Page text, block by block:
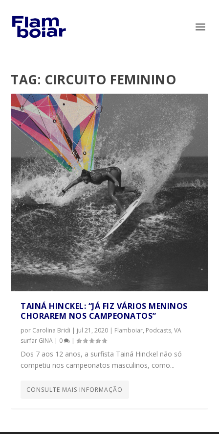
TAG: CIRCUITO FEMININO
TAINÁ HINCKEL: “JÁ FIZ VÁRIOS MENINOS
CHORAREM NOS CAMPEONATOS”
por Carolina Bridi | jul 21, 2020 | Flamboiar, Podcasts,VA
surfar GINA | 0 |
Dos 7 aos 12 anos, a surfista Tainá Hinckel não só
competiu nos campeonatos masculinos, como...
CONSULTE MAIS INFORMAÇÃO